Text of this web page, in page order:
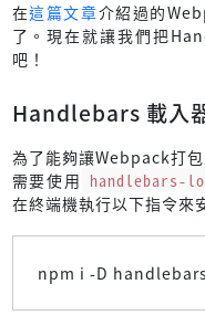
在這篇文章介紹過的
了。現在就讓我們把
吧！
Handlebars 載入
為了能夠讓Webpack打
需要使用 handlebars-
在終端機執行以下指令來
npm i -D